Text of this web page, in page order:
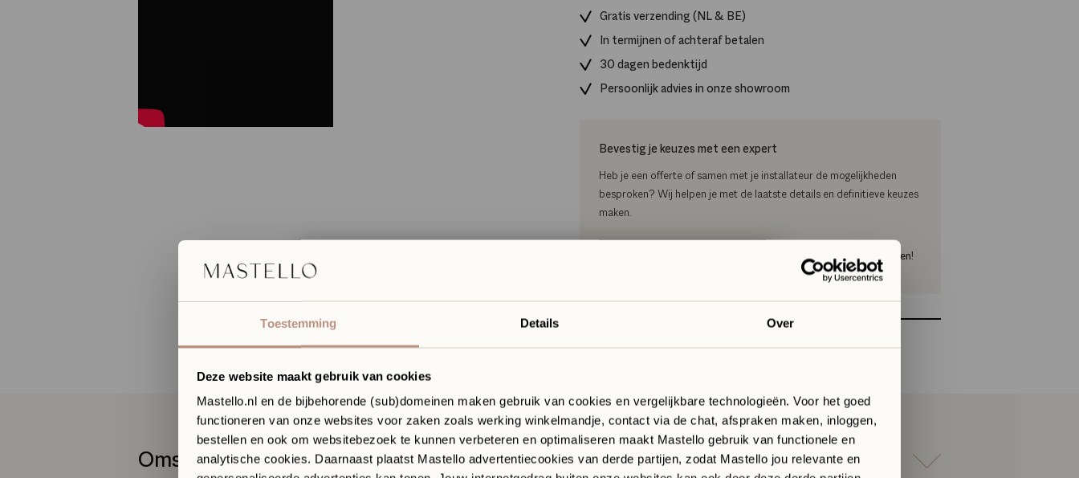
Toestemming Details Over
Deze website maakt gebruik van cookies
Mastello.nl en de bijbehorende (sub)domeinen maken gebruik van cookies en vergelijkbare technologieën. Voor het goed
functioneren van onze websites voor zaken zoals werking winkelmandje, contact via de chat, afspraken maken, inloggen,
bestellen en ook om websitebezoek te kunnen verbeteren en optimaliseren maakt Mastello gebruik van functionele en
analytische cookies. Daarnaast plaatst Mastello advertentiecookies van derde partijen, zodat Mastello jou relevante en
Gratis verzending (NL & BE)
In termijnen of achteraf betalen
30 dagen bedenktijd
Persoonlijk advies in onze showroom
Bevestig je keuzes met een expert
Heb je een offerte of samen met je installateur de mogelijkheden
besproken? Wij helpen je met de laatste details en definitieve keuzes
maken.
Elke dinsdag t/m zondag open!
Artikelnummer ME-DSR17-CH
Omschrijving
Ervaar jouw
toekomstige badkamer
in onze Sanitair
Boutique
In onze Sanitair Boutique met showroom in Hilversum
✓ ​Ontdek materialen, kleuren en design in het echt
Persoonlijk stijladvies afgestemd op jouw interieur